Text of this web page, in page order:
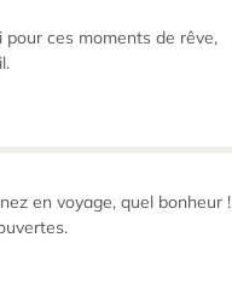
ces moments de rêve,
en voyage, quel bonheur !